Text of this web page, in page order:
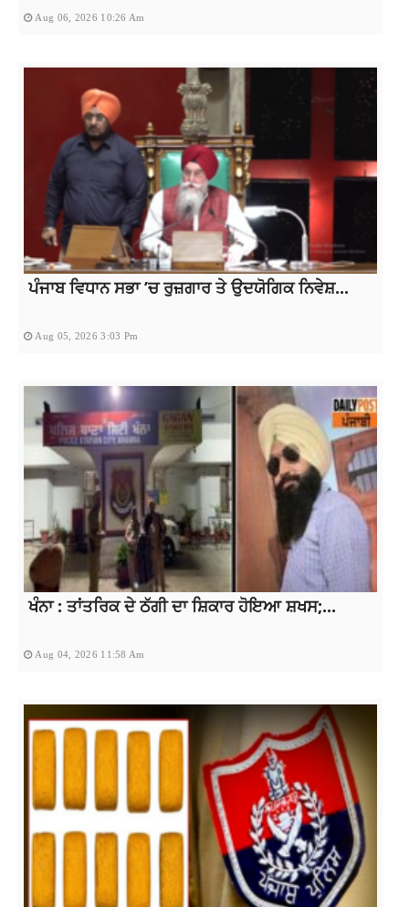
Aug 06, 2026 10:26 Am
ਪੰਜਾਬ ਵਿਧਾਨ ਸਭਾ ’ਚ ਰੁਜ਼ਗਾਰ ਤੇ ਉਦਯੋਗਿਕ ਨਿਵੇਸ਼...
Aug 05, 2026 3:03 Pm
ਖੰਨਾ : ਤਾਂਤਰਿਕ ਦੇ ਠੱਗੀ ਦਾ ਸ਼ਿਕਾਰ ਹੋਇਆ ਸ਼ਖਸ;...
Aug 04, 2026 11:58 Am